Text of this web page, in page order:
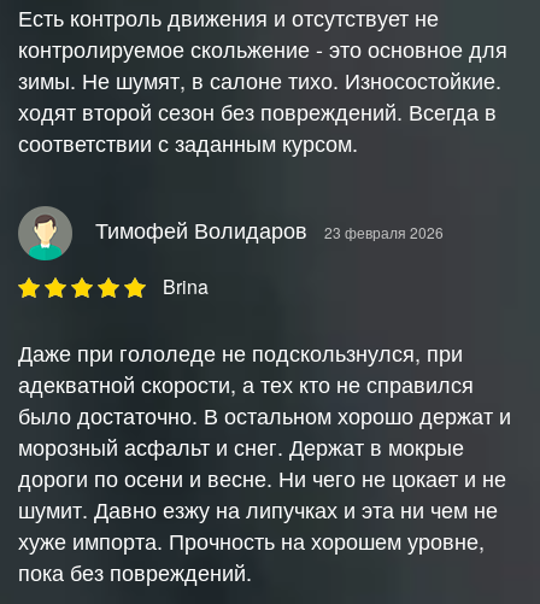
Есть контроль движения и отсутствует не
контролируемое скольжение - это основное для
зимы. Не шумят, в салоне тихо. Износостойкие.
ходят второй сезон без повреждений. Всегда в
соответствии с заданным курсом.
Тимофей Волидаров 23 февраля 2026
Brina
Даже при гололеде не подскользнулся, при
адекватной скорости, а тех кто не справился
было достаточно. В остальном хорошо держат и
морозный асфальт и снег. Держат в мокрые
дороги по осени и весне. Ни чего не цокает и не
шумит. Давно езжу на липучках и эта ни чем не
хуже импорта. Прочность на хорошем уровне,
пока без повреждений.